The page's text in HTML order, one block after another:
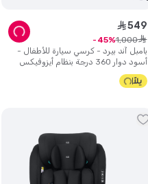
بامبل آند بيرد - كرسي سيارة للأطفال -
أسود دوار 360 درجة بنظام أيزوفيكس
الكل في واحد.
ê549
ê
1,000
45